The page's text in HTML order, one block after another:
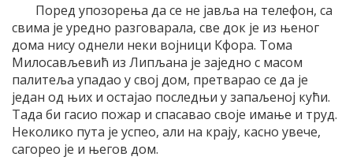
Поред упозорења да се не јавља на телефон, са
свима је уредно разговарала, све док је из њеног
дома нису однели неки војници Кфора. Тома
Милосављевић из Липљана је заједно с масом
палитеља упадао у свој дом, претварао се да је
један од њих и остајао последњи у запаљеној кући.
Тада би гасио пожар и спасавао своје имање и труд.
Неколико пута је успео, али на крају, касно увече,
сагорео је и његов дом.